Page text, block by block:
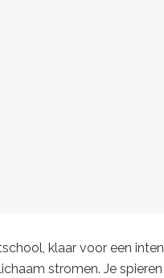
klaar voor een
stromen. Je